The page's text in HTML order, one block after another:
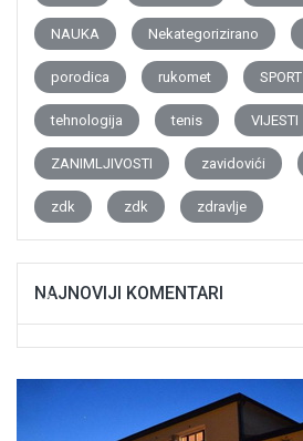
NAUKA Nekategorizirano
porodica rukomet SPORT
tehnologija tenis VIJESTI
ZANIMLJIVOSTI zavidovići
zdk zdk zdravlje
NAJNOVIJI KOMENTARI